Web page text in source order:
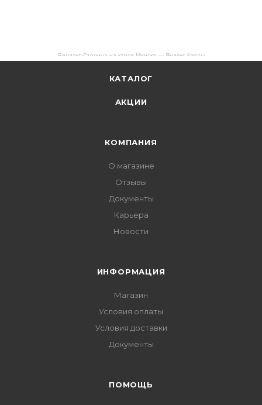
Беллакт-Столица на карте Минска — Яндекс Карты
КАТАЛОГ
АКЦИИ
КОМПАНИЯ
О магазине
Отзывы
Документы
Карьера
Новости
ИНФОРМАЦИЯ
Магазин
Условия оплаты
Условия доставки
Документы
ПОМОЩЬ